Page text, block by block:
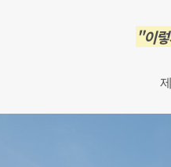
"이